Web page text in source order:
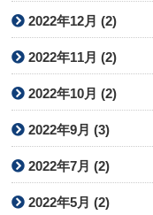
2022年12月 (2)
2022年11月 (2)
2022年10月 (2)
2022年9月 (3)
2022年7月 (2)
2022年5月 (2)